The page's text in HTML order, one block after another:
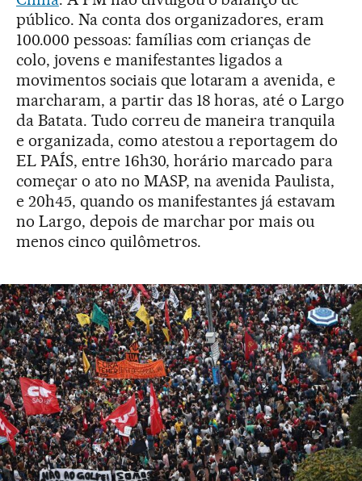
público. Na conta dos organizadores, eram
100.000 pessoas: famílias com crianças de
colo, jovens e manifestantes ligados a
movimentos sociais que lotaram a avenida, e
marcharam, a partir das 18 horas, até o Largo
da Batata. Tudo correu de maneira tranquila
e organizada, como atestou a reportagem do
EL PAÍS, entre 16h30, horário marcado para
começar o ato no MASP, na avenida Paulista,
e 20h45, quando os manifestantes já estavam
no Largo, depois de marchar por mais ou
menos cinco quilômetros.